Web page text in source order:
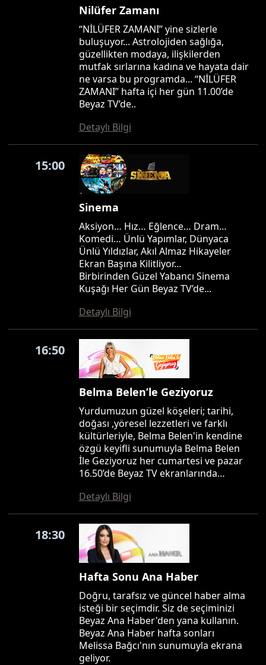
Nilüfer Zamanı
“NİLÜFER ZAMANI” yine sizlerle
buluşuyor... Astrolojiden sağlığa,
güzellikten modaya, ilişkilerden
mutfak sırlarına kadına ve hayata dair
ne varsa bu programda... “NİLÜFER
ZAMANI” hafta içi her gün 11.00’de
Beyaz TV’de..
Detaylı Bilgi
15:00
Sinema
Aksiyon… Hız… Eğlence… Dram…
Komedi… Ünlü Yapımlar, Dünyaca
Ünlü Yıldızlar, Akıl Almaz Hikayeler
Ekran Başına Kilitliyor…
Birbirinden Güzel Yabancı Sinema
Kuşağı Her Gün Beyaz TV’de...
Detaylı Bilgi
16:50
Belma Belen’le Geziyoruz
Yurdumuzun güzel köşeleri; tarihi,
doğası ,yöresel lezzetleri ve farklı
kültürleriyle, Belma Belen'in kendine
özgü keyifli sunumuyla Belma Belen
İle Geziyoruz her cumartesi ve pazar
16.50’de Beyaz TV ekranlarında…
Detaylı Bilgi
18:30
Hafta Sonu Ana Haber
Doğru, tarafsız ve güncel haber alma
isteği bir seçimdir. Siz de seçiminizi
Beyaz Ana Haber'den yana kullanın.
Beyaz Ana Haber hafta sonları
Melissa Bağcı'nın sunumuyla ekrana
geliyor.